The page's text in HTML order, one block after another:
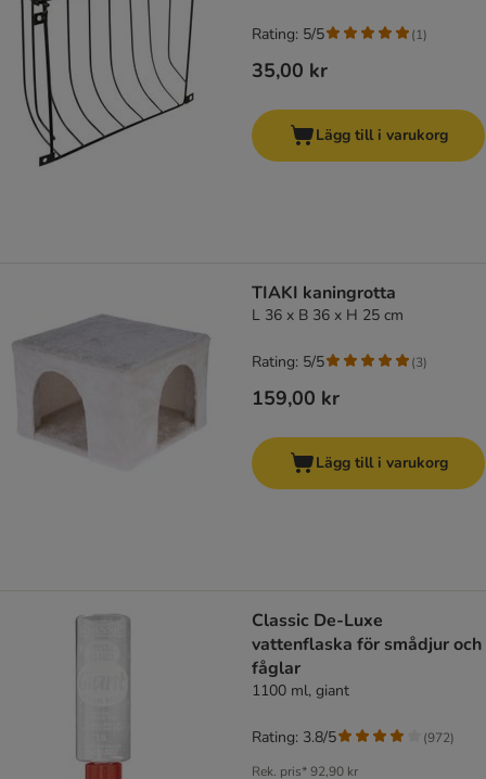
35,00 kr
Rating: 5/5 (1)
Lägg till i varukorg
TIAKI kaningrotta
L 36 x B 36 x H 25 cm
159,00 kr
Rating: 5/5 (3)
Lägg till i varukorg
Classic De-Luxe
vattenflaska för smådjur och
fåglar
1100 ml, giant
Rek. pris*92,90 kr
Rating: 3.8/5 (972)